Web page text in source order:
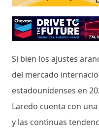
Si bien los ajustes
del mercado
estadounidenses en
Laredo cuenta con
y las continuas